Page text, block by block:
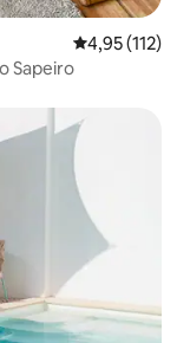
4,95 de uma
4,95 (112)
Sapeiro